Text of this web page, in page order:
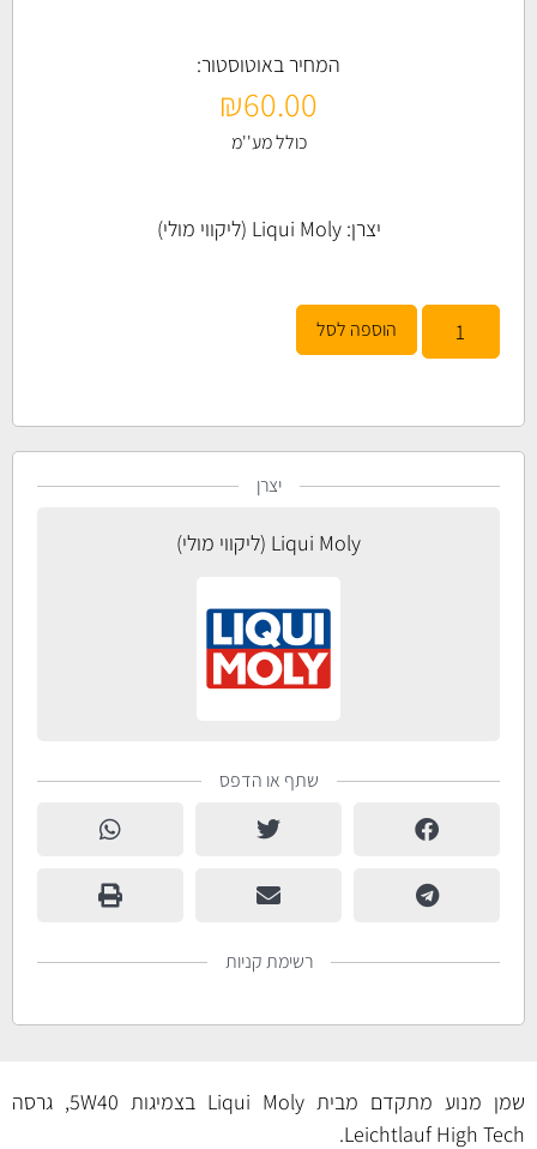
המחיר באוטוסטור:
₪60.00
כולל מע''מ
יצרן:Liqui Moly (ליקווי מולי)
הוספה לסל
יצרן
Liqui Moly (ליקווי מולי)
שתף או הדפס
רשימת קניות
שמן מנוע מתקדם מבית Liqui Moly בצמיגות 5W40, גרסה
Leichtlauf High Tech.